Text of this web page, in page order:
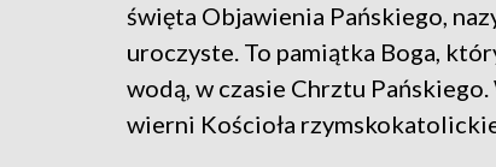
święta Objawienia Pańskiego,
uroczyste. To pamiątka Boga,
wodą, w czasie Chrztu
wierni Kościoła